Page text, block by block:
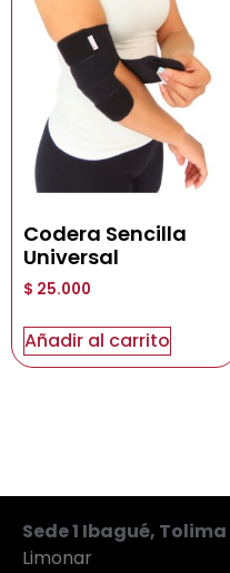
Codera Sencilla
Universal
$ 25.000
Añadir al carrito
Sede 1 Ibagué, Tolima
Limonar